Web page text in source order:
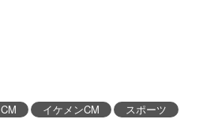
CM イケメンCM
スポーツ